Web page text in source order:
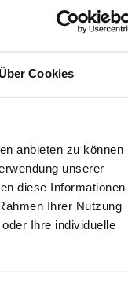
Über Cookies
anbieten zu können
unserer
diese Informationen
Ihrer Nutzung
Ihre individuelle